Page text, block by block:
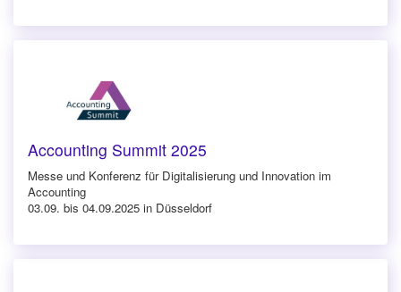
Accounting Summit 2025
Messe und Konferenz für Digitalisierung und Innovation im
Accounting
03.09. bis 04.09.2025 in Düsseldorf